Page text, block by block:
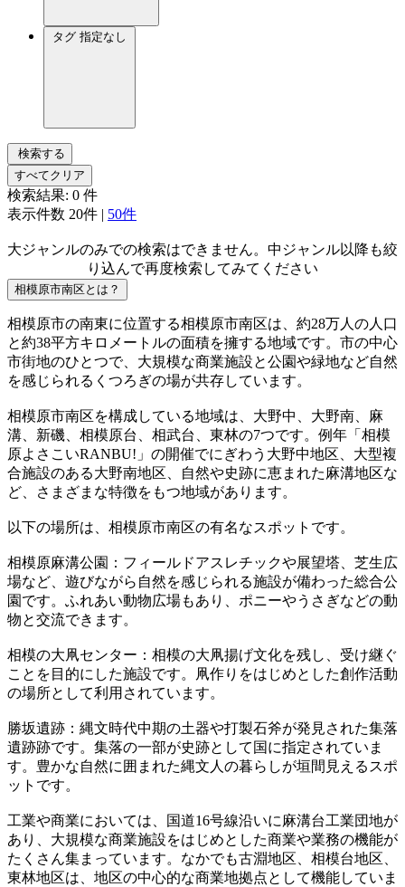
タグ 指定なし
検索する
すべてクリア
検索結果: 0 件
表示件数 20件 | 50件
大ジャンルのみでの検索はできません。中ジャンル以降も絞
り込んで再度検索してみてください
相模原市南区とは？
相模原市の南東に位置する相模原市南区は、約28万人の人口
と約38平方キロメートルの面積を擁する地域です。市の中心
市街地のひとつで、大規模な商業施設と公園や緑地など自然
を感じられるくつろぎの場が共存しています。
相模原市南区を構成している地域は、大野中、大野南、麻
溝、新磯、相模原台、相武台、東林の7つです。例年「相模
原よさこいRANBU!」の開催でにぎわう大野中地区、大型複
合施設のある大野南地区、自然や史跡に恵まれた麻溝地区な
ど、さまざまな特徴をもつ地域があります。
以下の場所は、相模原市南区の有名なスポットです。
相模原麻溝公園：フィールドアスレチックや展望塔、芝生広
場など、遊びながら自然を感じられる施設が備わった総合公
園です。ふれあい動物広場もあり、ポニーやうさぎなどの動
物と交流できます。
相模の大凧センター：相模の大凧揚げ文化を残し、受け継ぐ
ことを目的にした施設です。凧作りをはじめとした創作活動
の場所として利用されています。
勝坂遺跡：縄文時代中期の土器や打製石斧が発見された集落
遺跡跡です。集落の一部が史跡として国に指定されていま
す。豊かな自然に囲まれた縄文人の暮らしが垣間見えるスポ
ットです。
工業や商業においては、国道16号線沿いに麻溝台工業団地が
あり、大規模な商業施設をはじめとした商業や業務の機能が
たくさん集まっています。なかでも古淵地区、相模台地区、
東林地区は、地区の中心的な商業地拠点として機能していま